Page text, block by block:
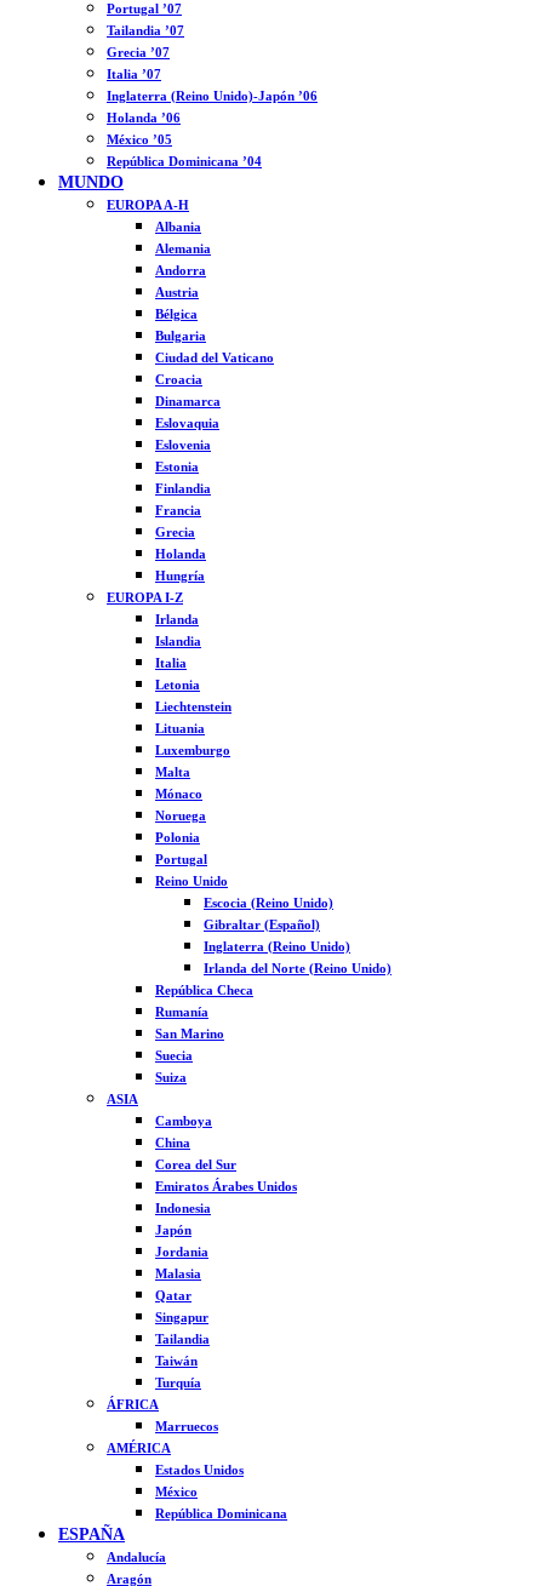
Portugal ’07
Tailandia ’07
Grecia ’07
Italia ’07
Inglaterra (Reino Unido)-Japón ’06
Holanda ’06
México ’05
República Dominicana ’04
MUNDO
EUROPA A-H
Albania
Alemania
Andorra
Austria
Bélgica
Bulgaria
Ciudad del Vaticano
Croacia
Dinamarca
Eslovaquia
Eslovenia
Estonia
Finlandia
Francia
Grecia
Holanda
Hungría
EUROPA I-Z
Irlanda
Islandia
Italia
Letonia
Liechtenstein
Lituania
Luxemburgo
Malta
Mónaco
Noruega
Polonia
Portugal
Reino Unido
Escocia (Reino Unido)
Gibraltar (Español)
Inglaterra (Reino Unido)
Irlanda del Norte (Reino Unido)
República Checa
Rumanía
San Marino
Suecia
Suiza
ASIA
Camboya
China
Corea del Sur
Emiratos Árabes Unidos
Indonesia
Japón
Jordania
Malasia
Qatar
Singapur
Tailandia
Taiwán
Turquía
ÁFRICA
Marruecos
AMÉRICA
Estados Unidos
México
República Dominicana
ESPAÑA
Andalucía
Aragón